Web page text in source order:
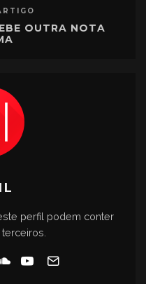
OUTRA NOTA
perfil podem conter